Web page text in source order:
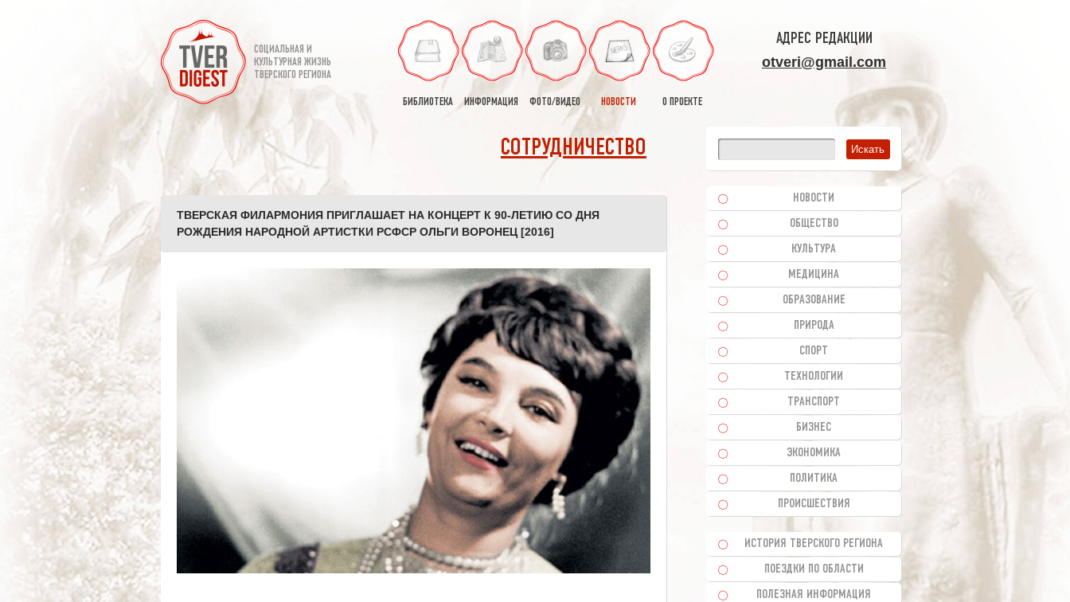
СОЦИАЛЬНАЯ И
КУЛЬТУРНАЯ ЖИЗНЬ
ТВЕРСКОГО РЕГИОНА
БИБЛИОТЕКА ИНФОРМАЦИЯ ФОТО/ВИДЕО НОВОСТИ О ПРОЕКТЕ
АДРЕС РЕДАКЦИИ
otveri@gmail.com
СОТРУДНИЧЕСТВО
ТВЕРСКАЯ ФИЛАРМОНИЯ ПРИГЛАШАЕТ НА КОНЦЕРТ К 90-ЛЕТИЮ СО ДНЯ
РОЖДЕНИЯ НАРОДНОЙ АРТИСТКИ РСФСР ОЛЬГИ ВОРОНЕЦ [2016]
НОВОСТИ
ОБЩЕСТВО
КУЛЬТУРА
МЕДИЦИНА
ОБРАЗОВАНИЕ
ПРИРОДА
СПОРТ
ТЕХНОЛОГИИ
ТРАНСПОРТ
БИЗНЕС
ЭКОНОМИКА
ПОЛИТИКА
ПРОИСШЕСТВИЯ
ИСТОРИЯ ТВЕРСКОГО РЕГИОНА
ПОЕЗДКИ ПО ОБЛАСТИ
ПОЛЕЗНАЯ ИНФОРМАЦИЯ